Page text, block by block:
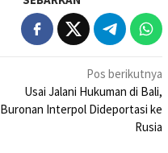
Pos berikutnya
Usai Jalani Hukuman di Bali,
Buronan Interpol Dideportasi ke
Rusia